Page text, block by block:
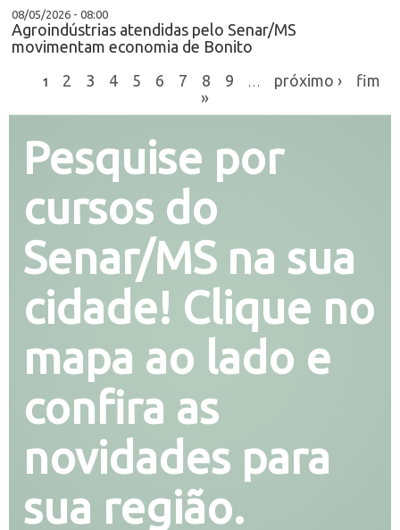
08/05/2026 - 08:00
Agroindústrias atendidas pelo Senar/MS
movimentam economia de Bonito
1 2 3 4 5 6 7 8 9 próximo ›
fim
»
Pesquise por
cursos do
Senar/MS na sua
cidade! Clique no
mapa ao lado e
confira as
novidades para
sua região.